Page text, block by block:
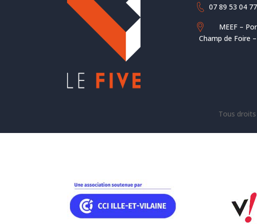
07 89 53 04 77
MEEF –
Champ de Foire
Tous